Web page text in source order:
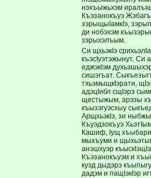
нэхъыжьхэм
Къэзанокъуэ
зэрыщыIамкIэ,
ди нобэхэм
зэрыхэлъым.
Си щхьэкIэ
къэсIуэтэжынут. Си
еджэкIэм
сишэгъат.
тхьэмыщкIэрати,
адэцIибл сщIэрэ
щестыжым, арэзы
къызэгуэсхыу
АрщхьэкIэ, зи
Къуэдзокъуэ
Кашиф, Iущ
мыхъуми и
анэшхуэр
Къэзанокъуэм и
куэд дыдэрэ
дадэм и пащIэкIэр